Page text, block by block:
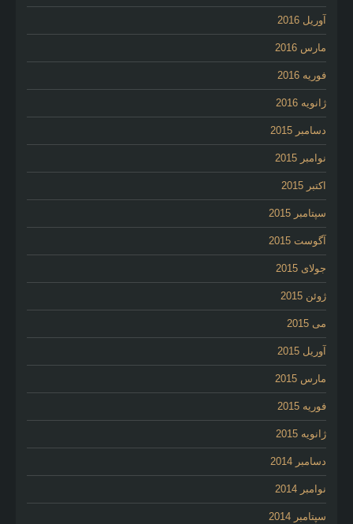
آوریل 2016
مارس 2016
فوریه 2016
ژانویه 2016
دسامبر 2015
نوامبر 2015
اکتبر 2015
سپتامبر 2015
آگوست 2015
جولای 2015
ژوئن 2015
می 2015
آوریل 2015
مارس 2015
فوریه 2015
ژانویه 2015
دسامبر 2014
نوامبر 2014
سپتامبر 2014